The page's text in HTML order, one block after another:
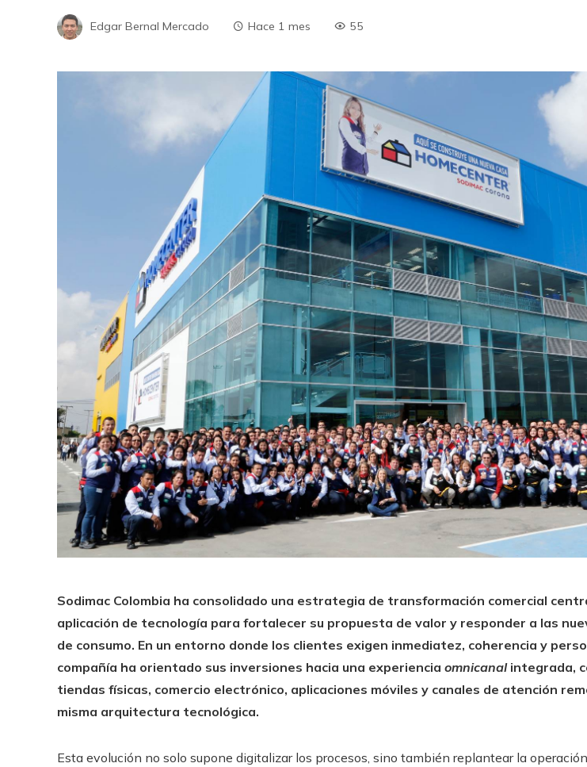
Edgar Bernal Mercado Hace 1 mes 55
Sodimac Colombia ha consolidado una estrategia de transformación comercial
aplicación de tecnología para fortalecer su propuesta de valor y responder a las
de consumo. En un entorno donde los clientes exigen inmediatez, coherencia y
compañía ha orientado sus inversiones hacia una experiencia omnicanalintegrada,
tiendas físicas, comercio electrónico, aplicaciones móviles y canales de atención
misma arquitectura tecnológica.
Esta evolución no solo supone digitalizar los procesos, sino también replantear la